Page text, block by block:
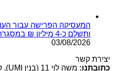
המעסיקה הפרישה עבור
ותשלם כ-4 מיליון ₪ במסגרת תובענה ייצוגית
03/08/2026
יצירת קשר
כתובתנו: משה לוי 11 (בנין UMI), קומה 11, א.ת. ראשל"צ